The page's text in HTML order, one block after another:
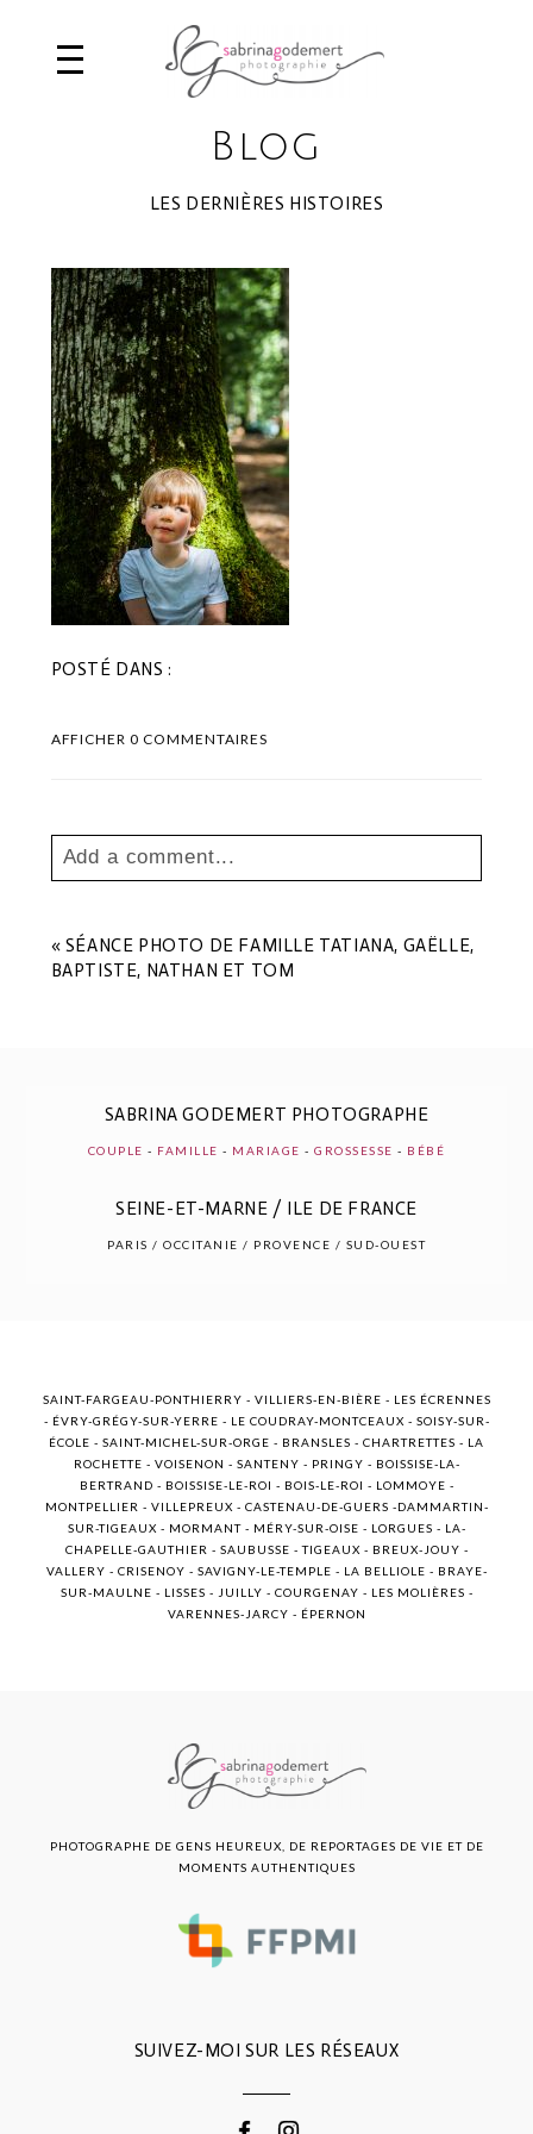
Blog
LES DERNIÈRES HISTOIRES
POSTÉ DANS :
AFFICHER0 COMMENTAIRES
Add a comment...
Les champs marqués sont requis *
« SÉANCE PHOTO DE FAMILLE TATIANA, GAËLLE,
BAPTISTE, NATHAN ET TOM
SABRINA GODEMERT PHOTOGRAPHE
COUPLE - FAMILLE - MARIAGE -GROSSESSE - BÉBÉ
SEINE-ET-MARNE / ILE DE FRANCE
PARIS / OCCITANIE / PROVENCE / SUD-OUEST
SAINT-FARGEAU-PONTHIERRY - VILLIERS-EN-BIÈRE - LES ÉCRENNES
- ÉVRY-GRÉGY-SUR-YERRE - LE COUDRAY-MONTCEAUX - SOISY-SUR-
ÉCOLE - SAINT-MICHEL-SUR-ORGE - BRANSLES - CHARTRETTES - LA
ROCHETTE - VOISENON - SANTENY - PRINGY - BOISSISE-LA-
BERTRAND - BOISSISE-LE-ROI - BOIS-LE-ROI - LOMMOYE -
MONTPELLIER - VILLEPREUX - CASTENAU-DE-GUERS -DAMMARTIN-
SUR-TIGEAUX - MORMANT - MÉRY-SUR-OISE - LORGUES - LA-
CHAPELLE-GAUTHIER - SAUBUSSE - TIGEAUX - BREUX-JOUY -
VALLERY - CRISENOY - SAVIGNY-LE-TEMPLE - LA BELLIOLE - BRAYE-
SUR-MAULNE - LISSES - JUILLY - COURGENAY - LES MOLIÈRES -
VARENNES-JARCY - ÉPERNON
SUIVEZ-MOI SUR LES RÉSEAUX
PHOTOGRAPHE DE GENS HEUREUX, DE REPORTAGES DE VIE ET DE
MOMENTS AUTHENTIQUES